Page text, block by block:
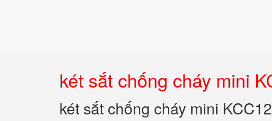
két sắt chống cháy mini
két sắt chống cháy mini